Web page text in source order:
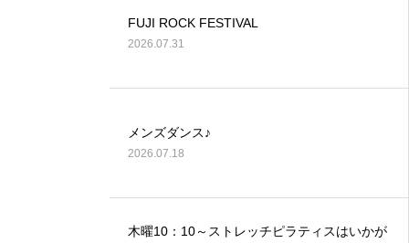
FUJI ROCK FESTIVAL
2026.07.31
メンズダンス♪
2026.07.18
木曜10：10～ストレッチピラティスはいかが